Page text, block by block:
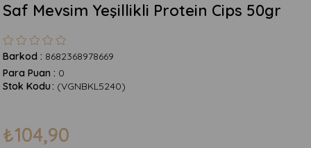
Saf Mevsim Yeşillikli Protein Cips 50gr
Barkod : 8682368978669
Para Puan : 0
(VGNBKL5240)
Stok Kodu
₺104,90